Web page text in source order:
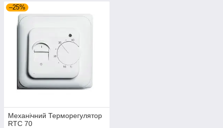
–25%
Механічний Терморегулятор
RTC 70